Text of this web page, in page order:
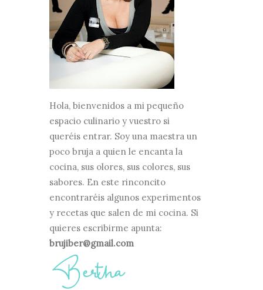
Hola, bienvenidos a mi pequeño
espacio culinario y vuestro si
queréis entrar. Soy una maestra un
poco bruja a quien le encanta la
cocina, sus olores, sus colores, sus
sabores. En este rinconcito
encontraréis algunos experimentos
y recetas que salen de mi cocina. Si
quieres escribirme apunta:
brujiber@gmail.com